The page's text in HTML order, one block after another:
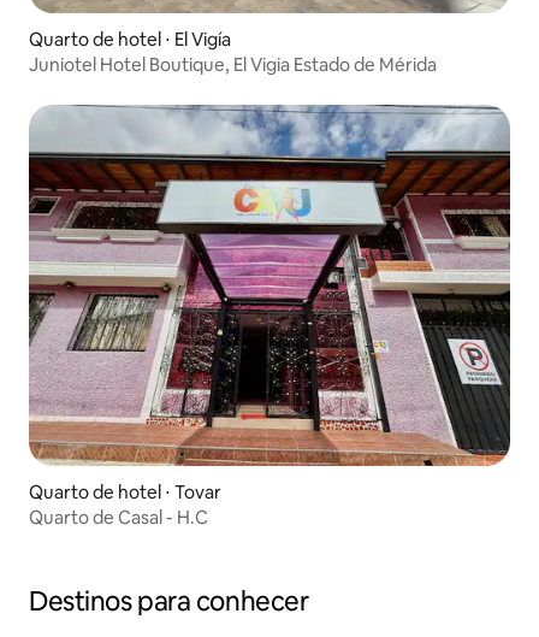
Quarto de hotel ⋅ El Vigía
Juniotel Hotel Boutique, El Vigia Estado de Mérida
Quarto de hotel ⋅ Tovar
Quarto de Casal - H.C
Destinos para conhecer